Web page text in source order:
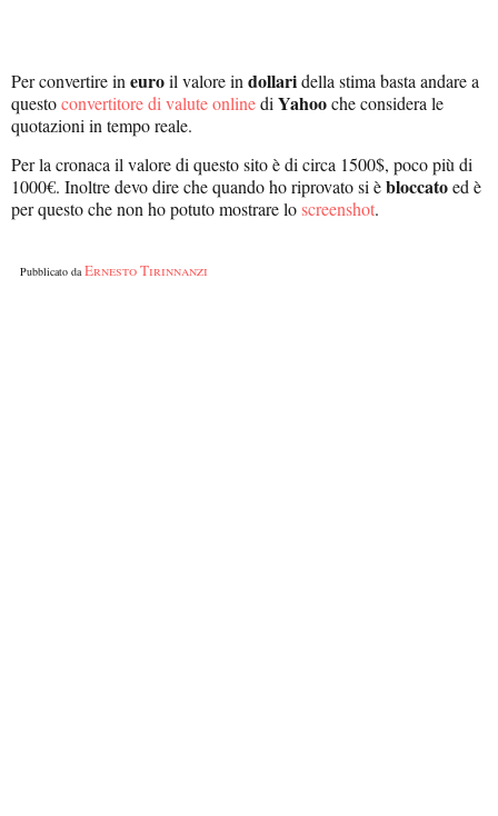
Per convertire ineuroil valore indollaridella stima basta andare a
questoconvertitore di valute onlinediYahooche considera le
quotazioni in tempo reale.
Per la cronaca il valore di questo sito è di circa 1500$, poco più di
1000€. Inoltre devo dire che quando ho riprovato si èbloccatoed è
per questo che non ho potuto mostrare loscreenshot.
Pubblicato daErnesto Tirinnanzi